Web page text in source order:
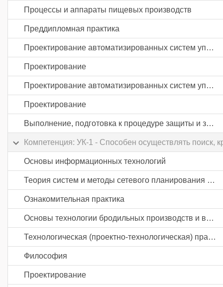
Процессы и аппараты пищевых производств
Преддипломная практика
Проектирование автоматизированных систем управления пищевой промышленности
Проектирование
Проектирование автоматизированных систем управления пищевой промышленности
Проектирование
Выполнение, подготовка к процедуре защиты и защита выпускной квалификационной работы
Компетенция: УК-1 - Способен осуществлять поиск,
Основы информационных технологий
Теория систем и методы сетевого планирования и управления
Ознакомительная практика
Основы технологии бродильных производств и виноделия
Технологическая (проектно-технологическая) практика
Философия
Проектирование